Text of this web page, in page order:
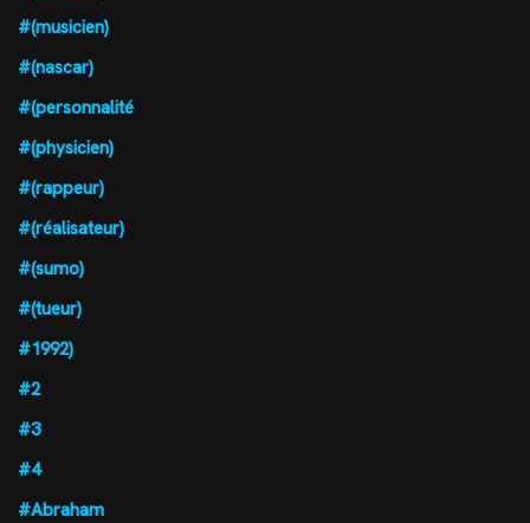
#(musicien)
#(nascar)
#(personnalité
#(physicien)
#(rappeur)
#(réalisateur)
#(sumo)
#(tueur)
#1992)
#2
#3
#4
#Abraham